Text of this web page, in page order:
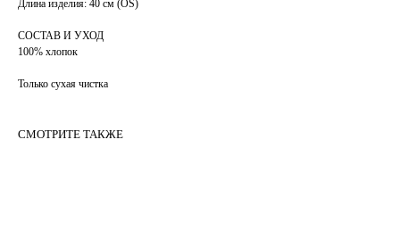
Длина изделия: 40 см (ОS)
СОСТАВ И УХОД
100% хлопок
Только сухая чистка
СМОТРИТЕ ТАКЖЕ